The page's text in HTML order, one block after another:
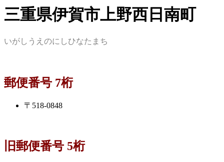
三重県伊賀市上野西日南町
いがしうえのにしひなたまち
郵便番号 7桁
〒518-0848
旧郵便番号 5桁